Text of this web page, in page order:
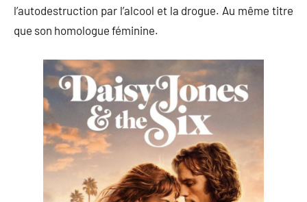
l’autodestruction par l’alcool et la drogue. Au même titre
que son homologue féminine.